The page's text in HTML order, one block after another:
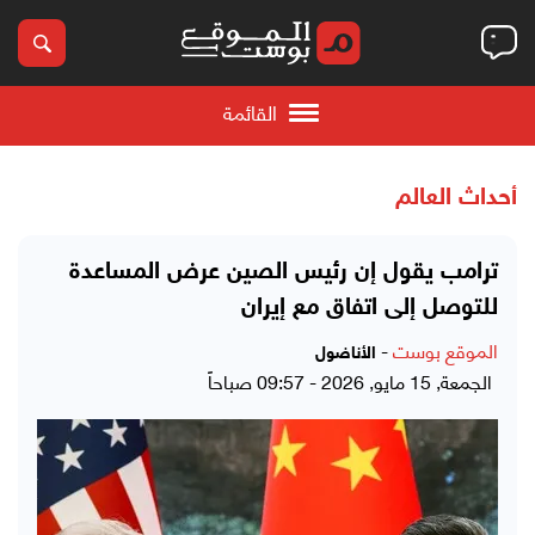
القائمة
أحداث العالم
ترامب يقول إن رئيس الصين عرض المساعدة
للتوصل إلى اتفاق مع إيران
الموقع بوست- الأناضول
الجمعة, 15 مايو, 2026 - 09:57 صباحاً